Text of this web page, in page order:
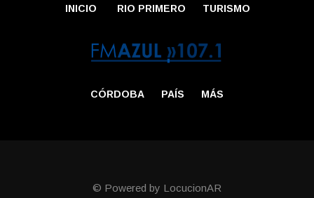
INICIO RIO PRIMERO TURISMO
CÓRDOBA PAÍS MÁS
© Powered by LocucionAR